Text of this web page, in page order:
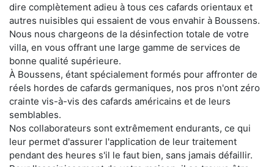
dire complètement adieu à tous ces cafards orientaux et
autres nuisibles qui essaient de vous envahir à Boussens.
Nous nous chargeons de la désinfection totale de votre
villa, en vous offrant une large gamme de services de
bonne qualité supérieure.
À Boussens, étant spécialement formés pour affronter de
réels hordes de cafards germaniques, nos pros n'ont zéro
crainte vis-à-vis des cafards américains et de leurs
semblables.
Nos collaborateurs sont extrêmement endurants, ce qui
leur permet d'assurer l'application de leur traitement
pendant des heures s'il le faut bien, sans jamais défaillir.